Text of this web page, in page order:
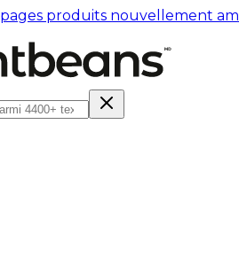
produits nouvellement